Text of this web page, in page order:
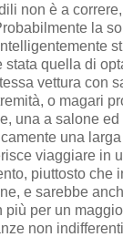
non è a
la
stata quella di
vettura con
o magari
una a salone ed
una
viaggiare in
piuttosto che
e sarebbe
per un
non